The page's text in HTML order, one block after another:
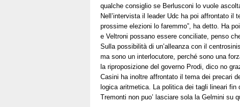
qualche consiglio se Berlusconi lo vuole
Nell’intervista il leader Udc ha poi affrontato il
prossime elezioni lo faremmo”, ha detto. Ha
e Veltroni possano essere conciliate, penso
Sulla possibilità di un’alleanza con il
ma sono un interlocutore, perché sono una
la riproposizione del governo Prodi, dico no
Casini ha inoltre affrontato il tema dei precari
logica aritmetica. La politica dei tagli lineari
Tremonti non puo’ lasciare sola la Gelmini su